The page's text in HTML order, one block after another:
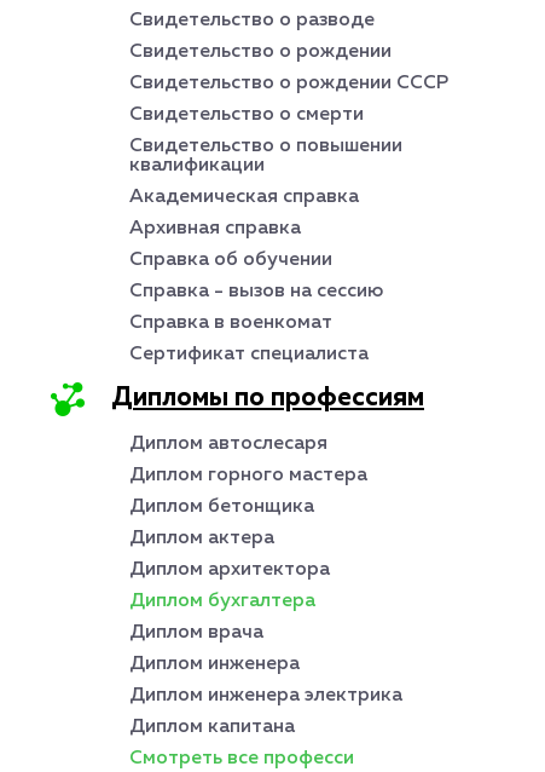
Свидетельство о разводе
Свидетельство о рождении
Свидетельство о рождении СССР
Свидетельство о смерти
Свидетельство о повышении
квалификации
Академическая справка
Архивная справка
Справка об обучении
Справка - вызов на сессию
Справка в военкомат
Сертификат специалиста
Дипломы по профессиям
Диплом автослесаря
Диплом горного мастера
Диплом бетонщика
Диплом актера
Диплом архитектора
Диплом бухгалтера
Диплом врача
Диплом инженера
Диплом инженера электрика
Диплом капитана
Смотреть все професси